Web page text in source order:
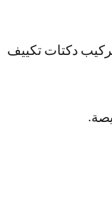
دكتات تكييف